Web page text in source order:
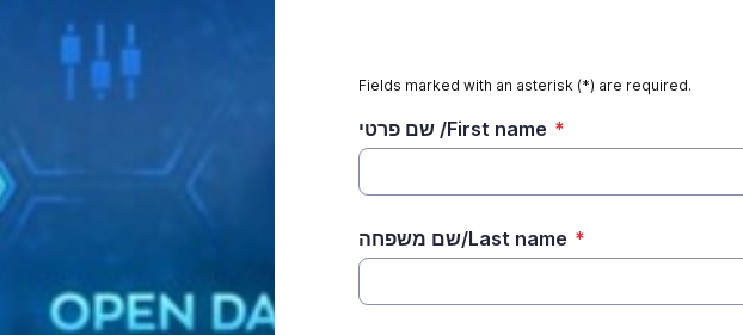
Fields marked with an asterisk (*) are required.
שם פרטי /First name *
שם משפחה/Last name *